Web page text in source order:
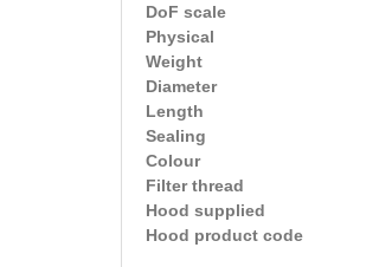
DoF scale
Physical
Weight
Diameter
Length
Sealing
Colour
Filter thread
Hood supplied
Hood product code